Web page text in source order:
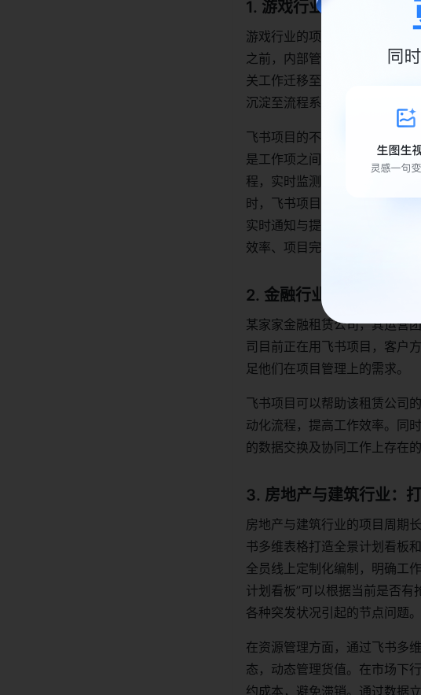
1. 游戏行业：串联复杂
游戏行业的项目开发周期长、
之前，内部管理工具分散，上
关工作迁移至飞书项目后，该
沉淀至流程系统当中。
飞书项目的不同视图灵活切换
是工作项之间都可以互相关联
程，实时监测项目健康度；度
时，飞书项目工作台统筹所有
实时通知与提醒，再也不怕错
效率、项目完成效率和任务执行
2. 金融行业：提升项目
某家家金融租赁公司，其运营
司目前正在用飞书项目，客户
足他们在项目管理上的需求。
飞书项目可以帮助该租赁公司
动化流程，提高工作效率。同
的数据交换及协同工作上存在
3. 房地产与建筑行业：
房地产与建筑行业的项目周期
书多维表格打造全景计划看板
全员线上定制化编制，明确工
计划看板”可以根据当前是否
各种突发状况引起的节点问题。
在资源管理方面，通过飞书多
态，动态管理货值。在市场下
约成本，避免滞销。通过数据